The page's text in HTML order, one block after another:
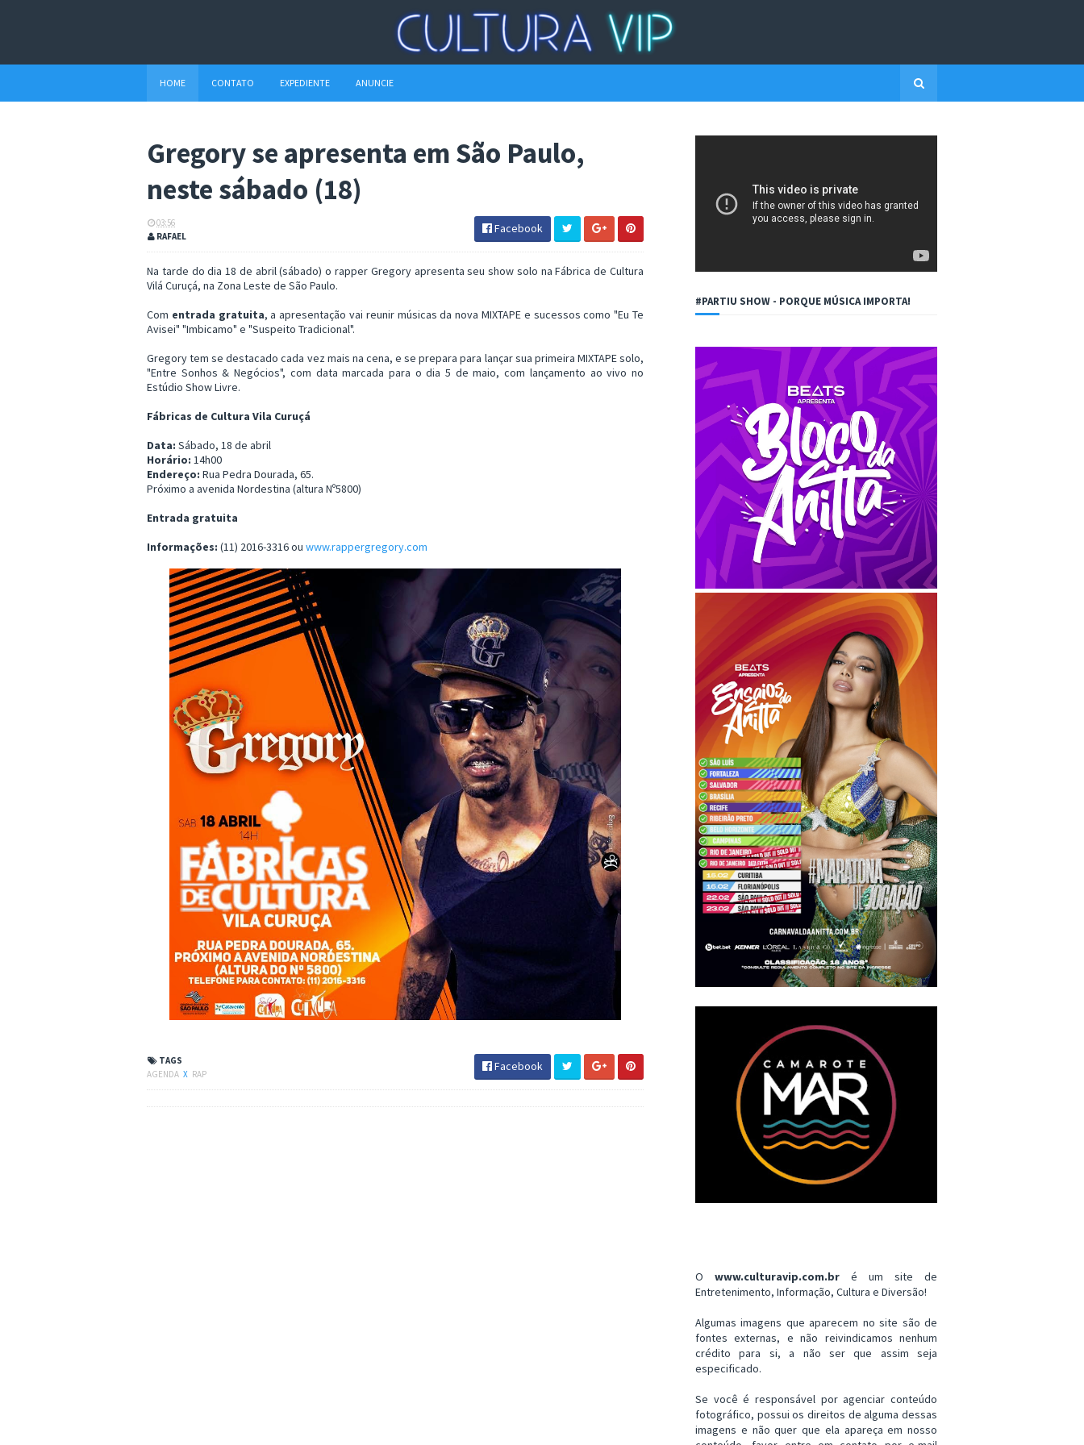
HOME CONTATO EXPEDIENTE ANUNCIE
Gregory se apresenta em São Paulo,
neste sábado (18)
03:56
RAFAEL
Facebook
Na tarde do dia 18 de abril (sábado) o rapper Gregory apresenta seu show solo na Fábrica de Cultura
Vilá Curuçá, na Zona Leste de São Paulo.
Com entrada gratuita, a apresentação vai reunir músicas da nova MIXTAPE e sucessos como "Eu Te
Avisei" "Imbicamo" e "Suspeito Tradicional".
Gregory tem se destacado cada vez mais na cena, e se prepara para lançar sua primeira MIXTAPE solo,
"Entre Sonhos & Negócios", com data marcada para o dia 5 de maio, com lançamento ao vivo no
Estúdio Show Livre.
Fábricas de Cultura Vila Curuçá
Data: Sábado, 18 de abril
Horário: 14h00
Endereço: Rua Pedra Dourada, 65.
Próximo a avenida Nordestina (altura Nº5800)
Entrada gratuita
Informações: (11) 2016-3316 ou www.rappergregory.com
TAGS
AGENDA X RAP
Facebook
#PARTIU SHOW - PORQUE MÚSICA IMPORTA!
O www.culturavip.com.br é um site de
Entretenimento, Informação, Cultura e Diversão!
Algumas imagens que aparecem no site são de
fontes externas, e não reivindicamos nenhum
crédito para si, a não ser que assim seja
especificado.
Se você é responsável por agenciar conteúdo
fotográfico, possui os direitos de alguma dessas
imagens e não quer que ela apareça em nosso